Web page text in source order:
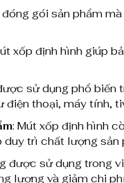
gói sản phẩm
xốp định hình giúp
sử dụng phổ biến
điện thoại, máy tính,
: Mút xốp định hình
trì chất lượng sản
được sử dụng trong
lượng và giảm chi